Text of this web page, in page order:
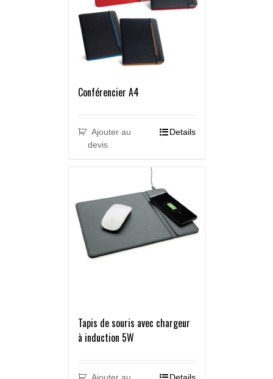
Conférencier A4
Ajouter au
devis
Details
Tapis de souris avec chargeur
à induction 5W